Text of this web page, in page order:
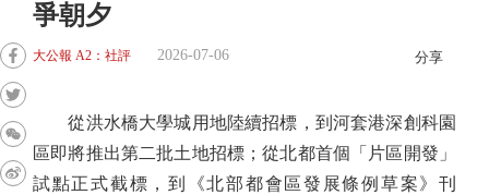
爭朝夕
大公報 A2：社評 2026-07-06 分享
從洪水橋大學城用地陸續招標，到河套港深創科園
區即將推出第二批土地招標；從北都首個「片區開發」
試點正式截標，到《北部都會區發展條例草案》刊